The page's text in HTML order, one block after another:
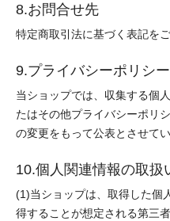
8.お問合せ先
特定商取引法に基づく表記をご
9.プライバシーポリシ
当ショップでは、収集する個
たはその他プライバシーポリ
の変更をもって公表とさせてい
10.個人関連情報の取扱
(1)当ショップは、取得した個
得することが想定される第三